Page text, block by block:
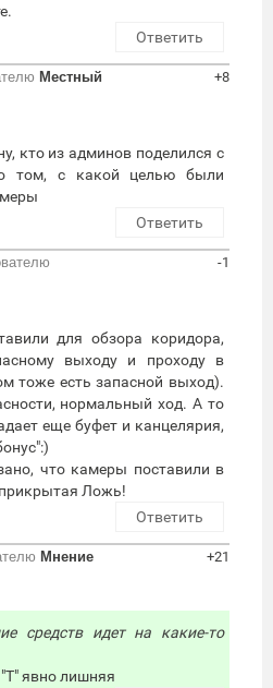
Ответить
Местный
+8
кто из админов поделился с
том, с какой целью были
Ответить
-1
для обзора коридора,
выходу и проходу в
тоже есть запасной выход).
нормальный ход. А то
еще буфет и канцелярия,
что камеры поставили в
Ложь!
Ответить
Мнение
+21
средств идет на какие-то
явно лишняя